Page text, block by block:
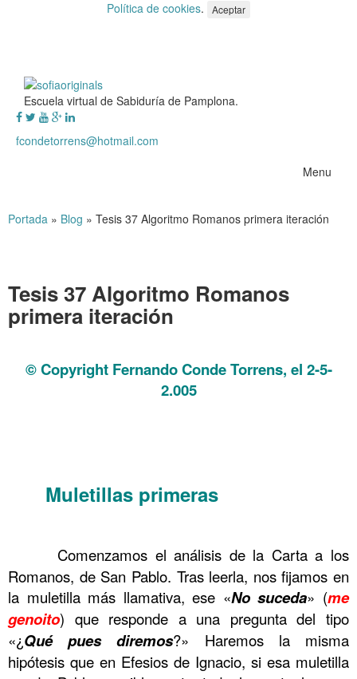
Política de cookies. Aceptar
Escuela virtual de Sabiduría de Pamplona.
fcondetorrens@hotmail.com
Menu
Portada » Blog » Tesis 37 Algoritmo Romanos primera iteración
Tesis 37 Algoritmo Romanos
primera iteración
© Copyright Fernando Conde Torrens, el 2-5-
2.005
Muletillas primeras
Comenzamos el análisis de la Carta a los
Romanos, de San Pablo. Tras leerla, nos fijamos en
la muletilla más llamativa, ese «No suceda» (me
genoito) que responde a una pregunta del tipo
«¿Qué pues diremos?» Haremos la misma
hipótesis que en Efesios de Ignacio, si esa muletilla